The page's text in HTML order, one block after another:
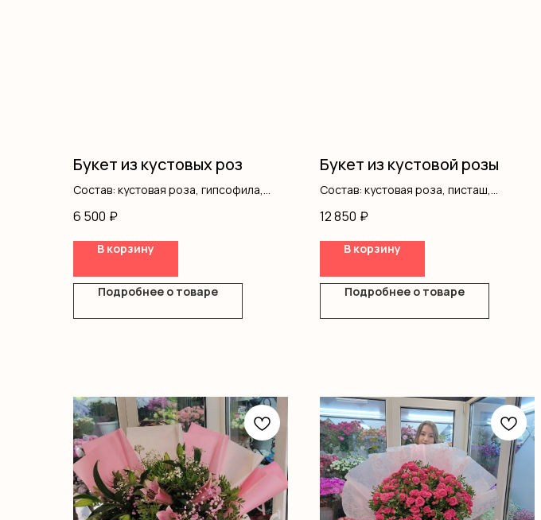
Букет из кустовых роз
Состав: кустовая роза, гипсофила,
6 500 ₽
В корзину
Подробнее о товаре
Букет из кустовой розы
Состав: кустовая роза, писташ,
12 850 ₽
В корзину
Подробнее о товаре